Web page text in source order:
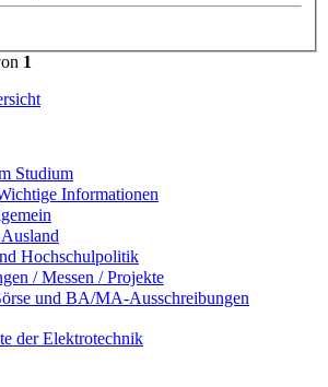
1
Studium
Informationen
Hochschulpolitik
/ Messen / Projekte
und BA/MA-Ausschreibungen
der Elektrotechnik